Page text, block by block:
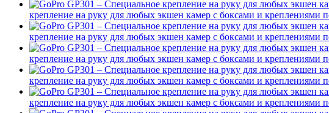
крепление на руку для любых экшен камер с боксами и креплениями
крепление на руку для любых экшен камер с боксами и креплениями
крепление на руку для любых экшен камер с боксами и креплениями
крепление на руку для любых экшен камер с боксами и креплениями
крепление на руку для любых экшен камер с боксами и креплениями